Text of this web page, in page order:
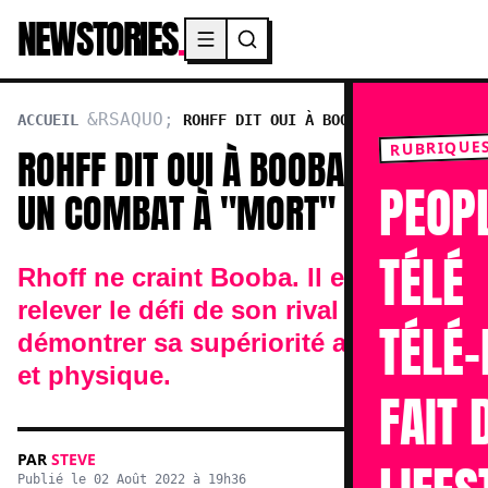
NEWSTORIES.
TÉLÉ
FAIT
ACCUEIL
ROHFF DIT OUI À BOOBA POUR UN
ROHFF DIT OUI À BOOBA POUR
UN COMBAT À "MORT"
Rhoff ne craint Booba. Il est prêt à
relever le défi de son rival pour lui
démontrer sa supériorité artistique
et physique.
PAR STEVE
Publié le 02 Août 2022 à 19h36